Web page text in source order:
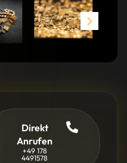
Direkt
Anrufen
+49 178
4491578